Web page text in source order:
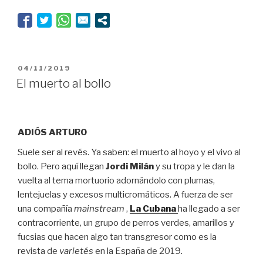
éxtasis”
PUBLICADO
EL
04/11/2019
El muerto al bollo
ADIÓS ARTURO
Suele ser al revés. Ya saben: el muerto al hoyo y el vivo al
bollo. Pero aquí llegan Jordi Milány su tropa y le dan la
vuelta al tema mortuorio adornándolo con plumas,
lentejuelas y excesos multicromáticos. A fuerza de ser
una compañía mainstream , La Cubanaha llegado a ser
contracorriente, un grupo de perros verdes, amarillos y
fucsias que hacen algo tan transgresor como es la
revista de varietés en la España de 2019.